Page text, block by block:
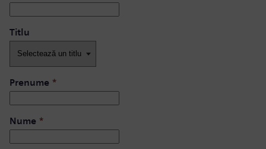
Titlu
Prenume *
Nume *